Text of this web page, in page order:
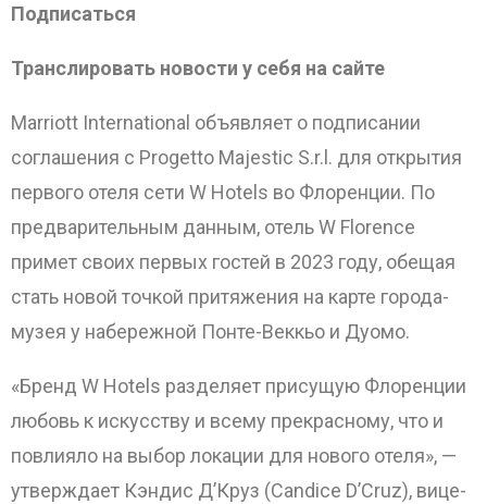
Подписаться
Транслировать новости у себя на сайте
Marriott International объявляет о подписании
соглашения с Progetto Majestic S.r.l. для открытия
первого отеля сети W Hotels во Флоренции. По
предварительным данным, отель W Florence
примет своих первых гостей в 2023 году, обещая
стать новой точкой притяжения на карте города-
музея у набережной Понте-Веккьо и Дуомо.
«Бренд W Hotels разделяет присущую Флоренции
любовь к искусству и всему прекрасному, что и
повлияло на выбор локации для нового отеля», —
утверждает Кэндис Д’Круз (Candice D’Cruz), вице-